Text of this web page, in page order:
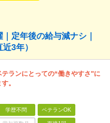
定年後の給与減ナシ｜
3年）
ランにとっての“働きやすさ"に
。
学歴不問 ベテランOK